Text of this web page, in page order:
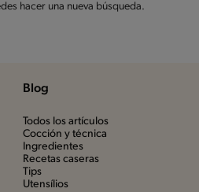
hacer una nueva búsqueda.
Blog
Todos los artículos
Cocción y técnica
Ingredientes
Recetas caseras
Tips
Utensílios